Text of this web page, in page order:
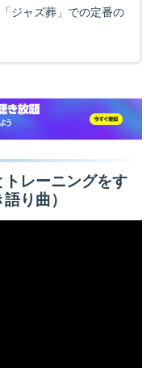
ジャズ葬」での定番の
レーニングをす
り曲）